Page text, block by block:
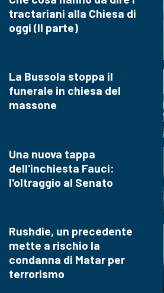
tractariani alla Chiesa di
oggi (II parte)
La Bussola stoppa il
funerale in chiesa del
massone
Una nuova tappa
dell'inchiesta Fauci:
l'oltraggio al Senato
Rushdie, un precedente
mette a rischio la
condanna di Matar per
terrorismo